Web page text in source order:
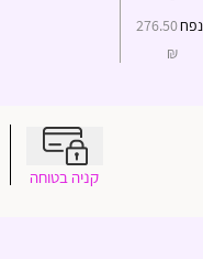
276.50
₪
קניה בטוחה